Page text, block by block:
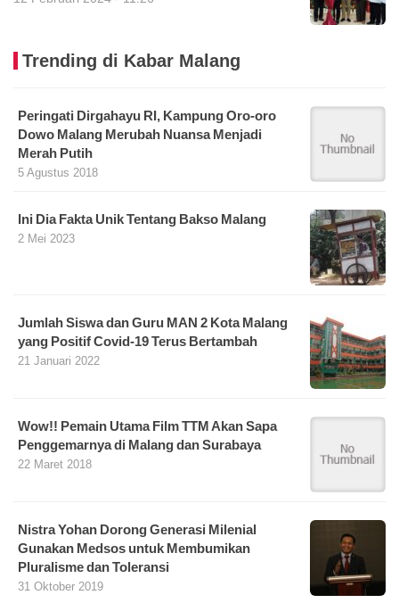
Trending di Kabar Malang
Peringati Dirgahayu RI, Kampung Oro-oro
Dowo Malang Merubah Nuansa Menjadi
Merah Putih
5 Agustus 2018
Ini Dia Fakta Unik Tentang Bakso Malang
2 Mei 2023
Jumlah Siswa dan Guru MAN 2 Kota Malang
yang Positif Covid-19 Terus Bertambah
21 Januari 2022
Wow!! Pemain Utama Film TTM Akan Sapa
Penggemarnya di Malang dan Surabaya
22 Maret 2018
Nistra Yohan Dorong Generasi Milenial
Gunakan Medsos untuk Membumikan
Pluralisme dan Toleransi
31 Oktober 2019